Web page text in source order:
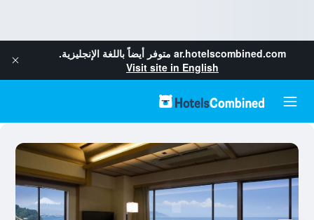
ar.hotelscombined.com متوفر أيضاً باللغة الإنجليزية.
Visit site in English